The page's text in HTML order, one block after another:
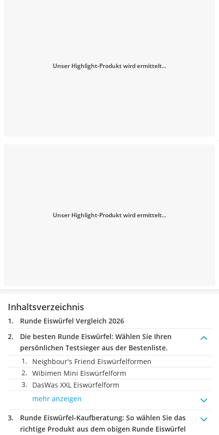
Unser Highlight-Produkt wird ermittelt...
Unser Highlight-Produkt wird ermittelt...
Inhaltsverzeichnis
Runde Eiswürfel Vergleich 2026
Die besten Runde Eiswürfel: Wählen Sie Ihren
persönlichen Testsieger aus der Bestenliste.
Neighbour's Friend Eiswürfelformen
Wibimen Mini Eiswürfelform
DasWas XXL Eiswürfelform
mehr anzeigen
Runde Eiswürfel-Kaufberatung: So wählen Sie das
richtige Produkt aus dem obigen Runde Eiswürfel